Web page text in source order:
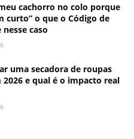
cachorro no colo porque
curto” o que o Código de
caso
uma secadora de roupas
e qual é o impacto real